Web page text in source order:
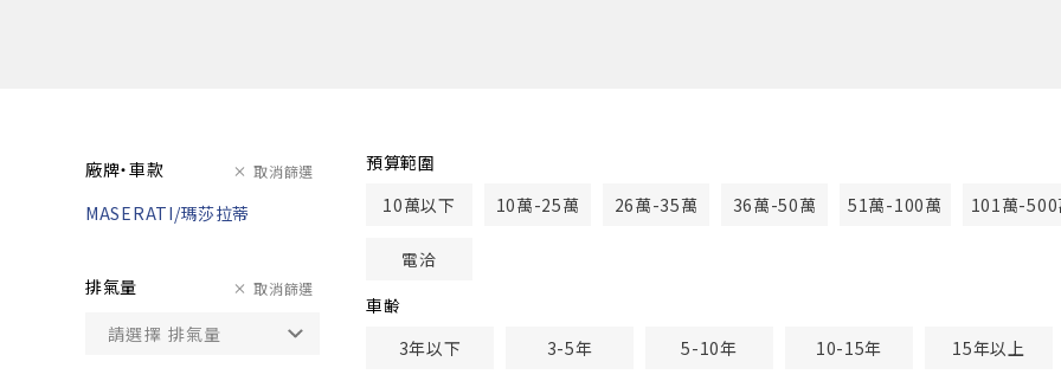
廠牌・車款 取消篩選
MASERATI/瑪莎拉蒂
排氣量 取消篩選
預算範圍
10萬以下
10萬-25萬 26萬-35萬 36萬-50萬 51萬-100萬 101萬-500
電洽
車齢
3年以下
3-5年 5-10年 10-15年
15年以上